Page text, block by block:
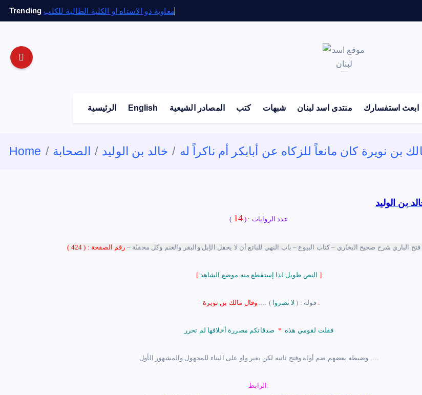
k
Trending معاوية ذو الاستاه او الكلبة الطالبة للكلب
الرئيسية English المصادر الشيعية كتب شبهات منتدى اسد لبنان ابعث استفسارك
Home الصحابة خالد بن الوليد بن نويرة كان مانعاً للزكاه عن أبابكر أم ناكراً له
بن الوليد
عدد الروايات : (14
)
فتح الباري شرح صحيح البخاري – كتاب البيوع – باب النهي للبائع أن لا يحفل الإبل والبقر والغنم وكل محفلة– رقم الصفحة : ( 424 )
[ ]
– قوله : (لا تصروا) …. وقال مالك بن نويرة :
فقلت لقومي هذه * صدقاتكم مصررة أخلافها لم تحرر
وضبطه بعضهم ضم أوله وفتح ثانيه لكن بغير واو على البناء للمجهول والمشهور الأول ….
الرابط: